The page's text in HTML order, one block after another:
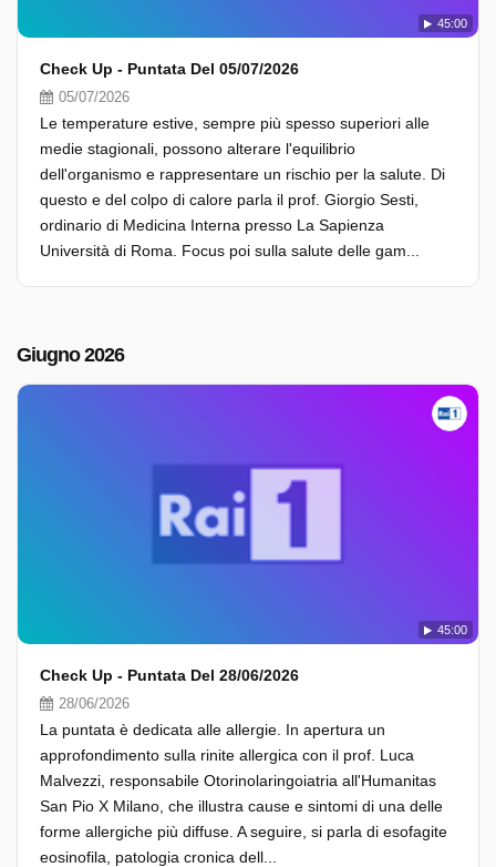
45:00
Check Up - Puntata Del 05/07/2026
05/07/2026
Le temperature estive, sempre più spesso superiori alle
medie stagionali, possono alterare l'equilibrio
dell'organismo e rappresentare un rischio per la salute. Di
questo e del colpo di calore parla il prof. Giorgio Sesti,
ordinario di Medicina Interna presso La Sapienza
Università di Roma. Focus poi sulla salute delle gam...
Giugno 2026
45:00
Check Up - Puntata Del 28/06/2026
28/06/2026
La puntata è dedicata alle allergie. In apertura un
approfondimento sulla rinite allergica con il prof. Luca
Malvezzi, responsabile Otorinolaringoiatria all'Humanitas
San Pio X Milano, che illustra cause e sintomi di una delle
forme allergiche più diffuse. A seguire, si parla di esofagite
eosinofila, patologia cronica dell...